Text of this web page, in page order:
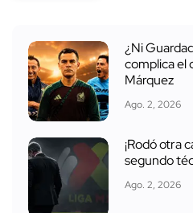
¿Ni
complica el
Márquez
Ago. 2, 2026
¡Rodó otra
segundo
Ago. 2, 2026